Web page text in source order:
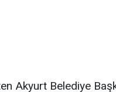
Akyurt Belediye